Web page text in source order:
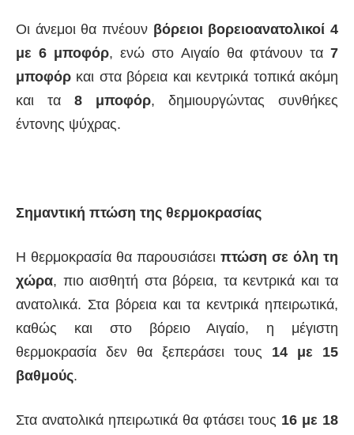
Οι άνεμοι θα πνέουν βόρειοι βορειοανατολικοί 4
με 6 μποφόρ, ενώ στο Αιγαίο θα φτάνουν τα7
μποφόρ και στα βόρεια και κεντρικά τοπικά ακόμη
και τα 8 μποφόρ, δημιουργώντας συνθήκες
έντονης ψύχρας.
Σημαντική πτώση της θερμοκρασίας
Η θερμοκρασία θα παρουσιάσει πτώση σε όλη τη
χώρα, πιο αισθητή στα βόρεια, τα κεντρικά και τα
ανατολικά. Στα βόρεια και τα κεντρικά ηπειρωτικά,
καθώς και στο βόρειο Αιγαίο, η μέγιστη
θερμοκρασία δεν θα ξεπεράσει τους 14 με 15
βαθμούς.
Στα ανατολικά ηπειρωτικά θα φτάσει τους 16 με 18